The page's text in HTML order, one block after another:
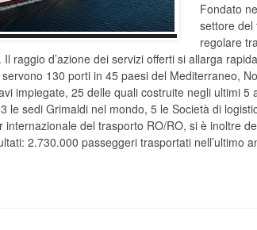
Fondato
settore del
regolare
raggio d’azione dei servizi offerti si allarga
130 porti in 45 paesi del Mediterraneo,
impiegate, 25 delle quali costruite negli ultimi
le sedi Grimaldi nel mondo, 5 le Società di
internazionale del trasporto RO/RO, si è inoltre
2.730.000 passeggeri trasportati nell’ultimo